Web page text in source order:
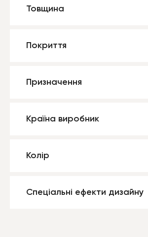
Товщина
Покриття
Призначення
Країна виробник
Колір
Спеціальні ефекти дизайну